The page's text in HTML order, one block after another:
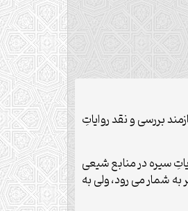
بررسى و نقد رواياتِ
سيره در منابع شيعى
به شمار مى رود، ولى به